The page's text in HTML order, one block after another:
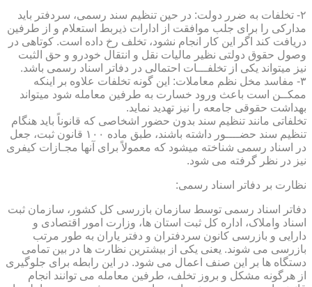
۲- تخلفات به ضرر دولت: در حین تنظیم سند رسمی، سردفتر باید
مدارکی را برای جلب موافقت از ادارات ذیربط استعلام و از طرفین
دریافت کند اگر این کار انجام نشود، تخلف رخ داده است. کوتاهی در
وصول حقوق دولتی نظیر مالیات نقل و انتقال خودرو و حق الثبت
نیز میتواند یکی از تخلفـــات احتمالی در دفاتر اسناد رسمی باشد.
۳- مفاسد مخل نظم معاملات: این گونه تخلفات علاوه بر اینکه
ممکــن است باعث ورود خسارت به طرفین معامله شود میتواند
بهداشت حقوقی جامعه را نیز تهدید نماید.
تخلفاتی مانند تنظیم سند بدون حضور اشخاصی که قانوناً باید هنگام
تنظیم سند حضــــور داشته باشند، طبق ماده ۱۰۰ قانون ثبت، جعل
در اسناد رسمی شناخته میشود که معمولاً برای آنها مجـازات کیفری
نیز در نظر گرفته می شود.
نظارت بر دفاتر اسناد رسمی:
دفاتر اسناد رسمی توسط سازمان بازرسی کل کشور، سازمان ثبت
اسناد واملاک، اداره کل ثبت استان ها، وزارت امور اقتصادی و
دارایی و بازرسی کانون سردفتران و دفتر یاران به طور مرتب
بازرسی می شوند. یعنی یکی از بیشترین نظارت ها در بین تمامی
دستگاه ها بر این صنف اعمال می شود. در این رابطه برای جلوگیری
از هرگونه مشکل و بروز تخلف، طرفین معامله می توانند انجام